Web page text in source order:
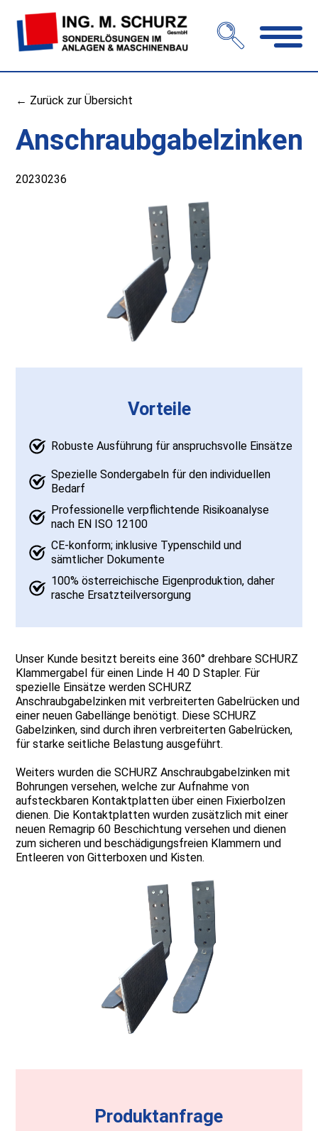
← Zurück zur Übersicht
Anschraubgabelzinken
20230236
Vorteile
Robuste Ausführung für anspruchsvolle Einsätze
Spezielle Sondergabeln für den individuellen
Bedarf
Professionelle verpflichtende Risikoanalyse
nach EN ISO 12100
CE-konform; inklusive Typenschild und
sämtlicher Dokumente
100% österreichische Eigenproduktion, daher
rasche Ersatzteilversorgung
Unser Kunde besitzt bereits eine 360° drehbare SCHURZ
Klammergabel für einen Linde H 40 D Stapler. Für
spezielle Einsätze werden SCHURZ
Anschraubgabelzinken mit verbreiterten Gabelrücken und
einer neuen Gabellänge benötigt. Diese SCHURZ
Gabelzinken, sind durch ihren verbreiterten Gabelrücken,
für starke seitliche Belastung ausgeführt.
Weiters wurden die SCHURZ Anschraubgabelzinken mit
Bohrungen versehen, welche zur Aufnahme von
aufsteckbaren Kontaktplatten über einen Fixierbolzen
dienen. Die Kontaktplatten wurden zusätzlich mit einer
neuen Remagrip 60 Beschichtung versehen und dienen
zum sicheren und beschädigungsfreien Klammern und
Entleeren von Gitterboxen und Kisten.
Produktanfrage